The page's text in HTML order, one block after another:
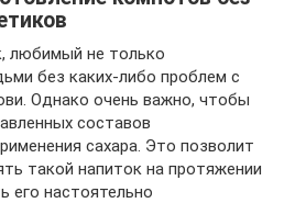
любимый не только
без каких-либо проблем с
Однако очень важно, чтобы
составов
сахара. Это позволит
такой напиток на протяжении
его настоятельно